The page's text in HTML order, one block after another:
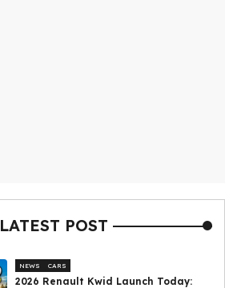
LATEST POST
NEWS CARS
2026 Renault Kwid Launch Today: